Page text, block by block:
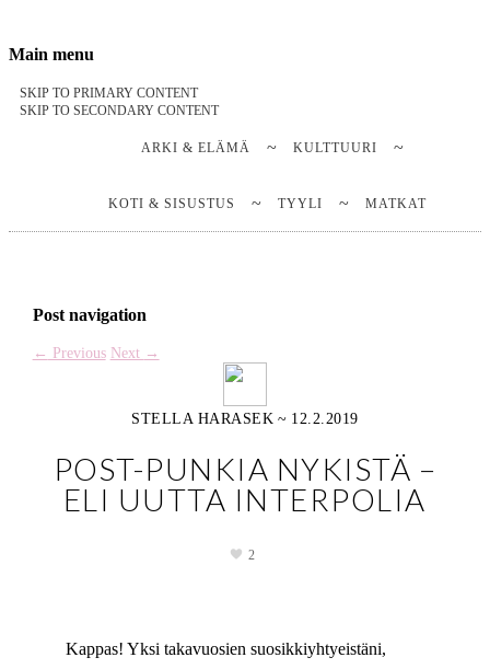
Notes on a life
Stella Harasek & Jarno Jussila
Main menu
SKIP TO PRIMARY CONTENT
SKIP TO SECONDARY CONTENT
ARKI & ELÄMÄ KULTTUURI
KOTI & SISUSTUS TYYLI MATKAT
Post navigation
← Previous Next →
STELLA HARASEK ~ 12.2.2019
POST-PUNKIA NYKISTÄ –
ELI UUTTA INTERPOLIA
2
Kappas! Yksi takavuosien suosikkiyhtyeistäni,